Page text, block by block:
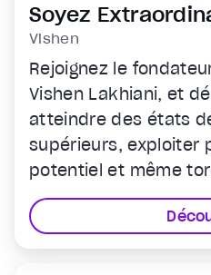
Soyez
Vishen
Rejoignez le
Vishen Lakhiani, et
atteindre des états
supérieurs, exploiter
potentiel et même
qu'elle réponde à